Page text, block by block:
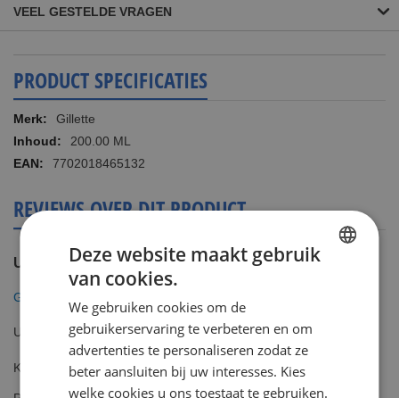
VEEL GESTELDE VRAGEN
PRODUCT SPECIFICATIES
Meer
informatie
Gillette
200.00 ML
7702018465132
REVIEWS OVER DIT PRODUCT
U plaatst een review over:
Gillette Fusion5 Ultra Moisturising 200ml Scheergel
Uw waardering
Kwaliteit
Deze website maakt gebruik
van cookies.
We gebruiken cookies om de
gebruikerservaring te verbeteren en om
advertenties te personaliseren zodat ze
beter aansluiten bij uw interesses. Kies
welke cookies u ons toestaat te gebruiken.